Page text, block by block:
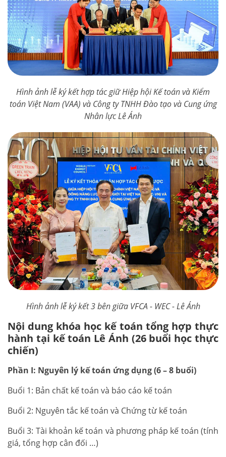
Hình ảnh lễ ký kết hợp tác giữ Hiệp hội Kế toán và Kiểm
toán Việt Nam (VAA) và Công ty TNHH Đào tạo và Cung ứng
Nhân lực Lê Ánh
Hình ảnh lễ ký kết 3 bên giữa VFCA - WEC - Lê Ánh
Nội dung khóa học kế toán tổng hợp thực
hành tại kế toán Lê Ánh (26 buổi học thực
chiến)
Phần I: Nguyên lý kế toán ứng dụng (6 – 8 buổi)
Buổi 1: Bản chất kế toán và báo cáo kế toán
Buổi 2: Nguyên tắc kế toán và Chứng từ kế toán
Buổi 3: Tài khoản kế toán và phương pháp kế toán (tính
giá, tổng hợp cân đối …)